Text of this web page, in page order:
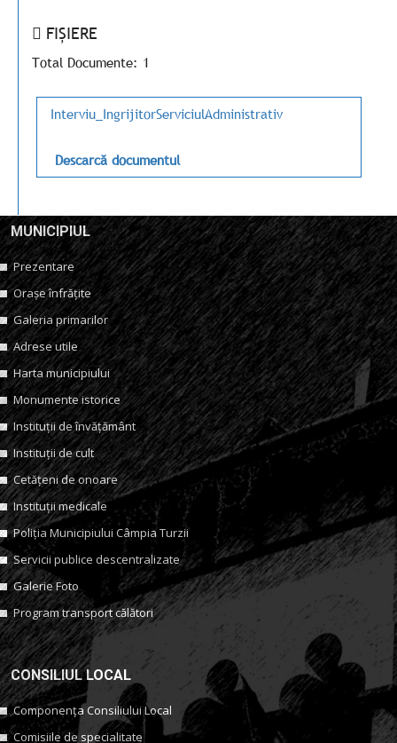
FIȘIERE
Total Documente: 1
Interviu_IngrijitorServiciulAdministrativ
Descarcă documentul
MUNICIPIUL
Prezentare
Orașe înfrățite
Galeria primarilor
Adrese utile
Harta municipiului
Monumente istorice
Instituții de învățământ
Instituții de cult
Cetățeni de onoare
Instituții medicale
Poliția Municipiului Câmpia Turzii
Servicii publice descentralizate
Galerie Foto
Program transport călători
CONSILIUL LOCAL
Componența Consiliului Local
Comisiile de specialitate